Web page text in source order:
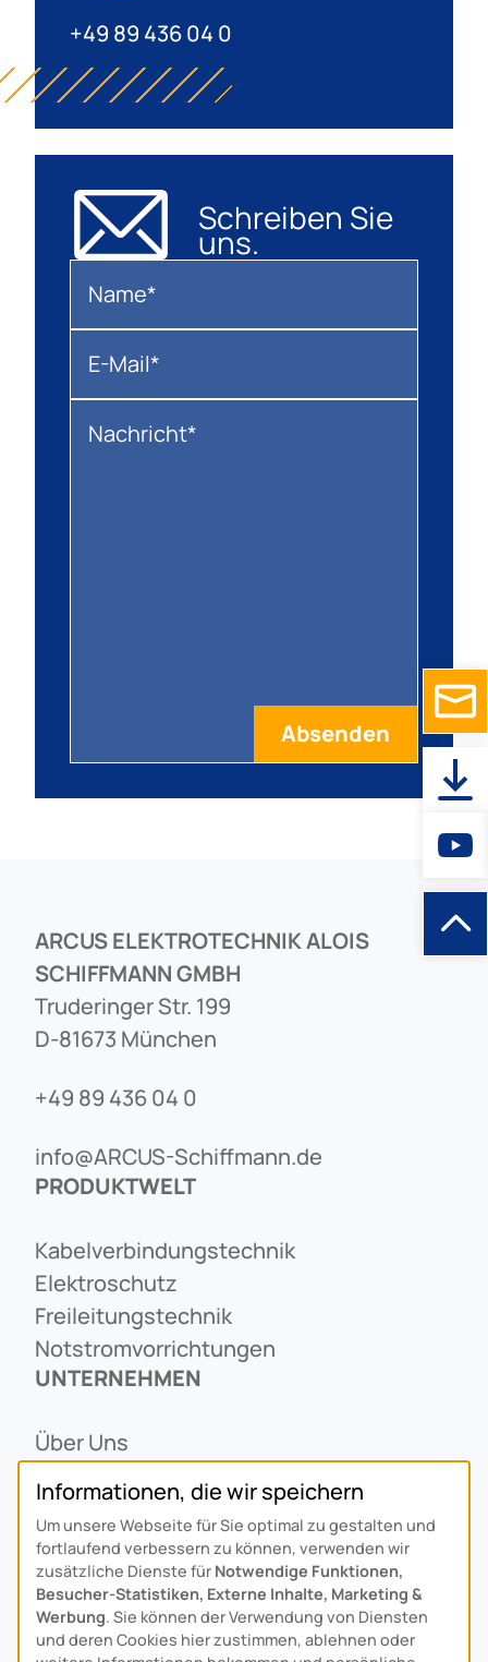
+49 89 436 04 0
Schreiben Sie
uns.
ARCUS ELEKTROTECHNIK ALOIS
SCHIFFMANN GMBH
Truderinger Str. 199
D-81673 München
+49 89 436 04 0
info@ARCUS-Schiffmann.de
PRODUKTWELT
Kabelverbindungstechnik
Elektroschutz
Freileitungstechnik
Notstromvorrichtungen
UNTERNEHMEN
Über Uns
Alois Schiffmann Stiftung
Allgemeine Lieferbedingungen
Arcus Niederlande: Bedrijfsgegevens
KONTAKT
Informationen, die wir speichern
Um unsere Webseite für Sie optimal zu gestalten und
fortlaufend verbessern zu können, verwenden wir
zusätzliche Dienste für Notwendige Funktionen,
Besucher-Statistiken, Externe Inhalte, Marketing &
Werbung. Sie können der Verwendung von Diensten
und deren Cookies hier zustimmen, ablehnen oder